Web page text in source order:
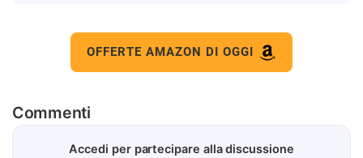
OFFERTE AMAZON DI OGGI
Commenti
Accedi per partecipare alla discussione